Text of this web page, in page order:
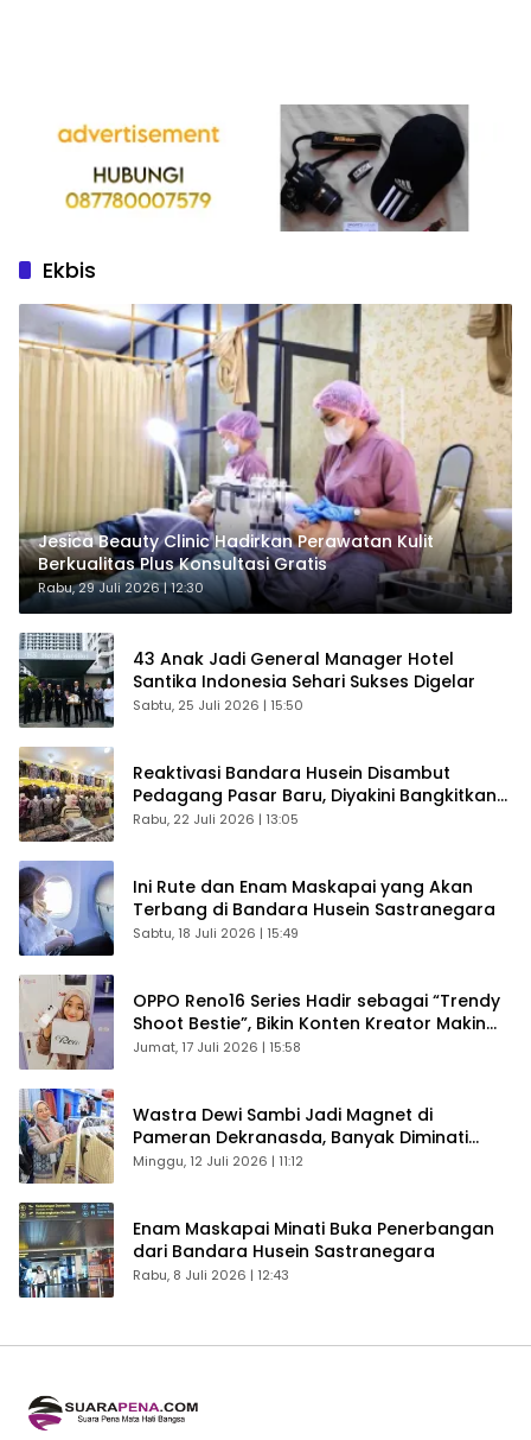
Ekbis
Jesica Beauty Clinic Hadirkan Perawatan Kulit
Berkualitas Plus Konsultasi Gratis
Rabu, 29 Juli 2026 | 12:30
43 Anak Jadi General Manager Hotel
Santika Indonesia Sehari Sukses Digelar
Sabtu, 25 Juli 2026 | 15:50
Reaktivasi Bandara Husein Disambut
Pedagang Pasar Baru, Diyakini Bangkitkan
Kembali Ekonomi Bandung
Rabu, 22 Juli 2026 | 13:05
Ini Rute dan Enam Maskapai yang Akan
Terbang di Bandara Husein Sastranegara
Sabtu, 18 Juli 2026 | 15:49
OPPO Reno16 Series Hadir sebagai “Trendy
Shoot Bestie”, Bikin Konten Kreator Makin
Betah
Jumat, 17 Juli 2026 | 15:58
Wastra Dewi Sambi Jadi Magnet di
Pameran Dekranasda, Banyak Diminati
Pengunjung
Minggu, 12 Juli 2026 | 11:12
Enam Maskapai Minati Buka Penerbangan
dari Bandara Husein Sastranegara
Rabu, 8 Juli 2026 | 12:43